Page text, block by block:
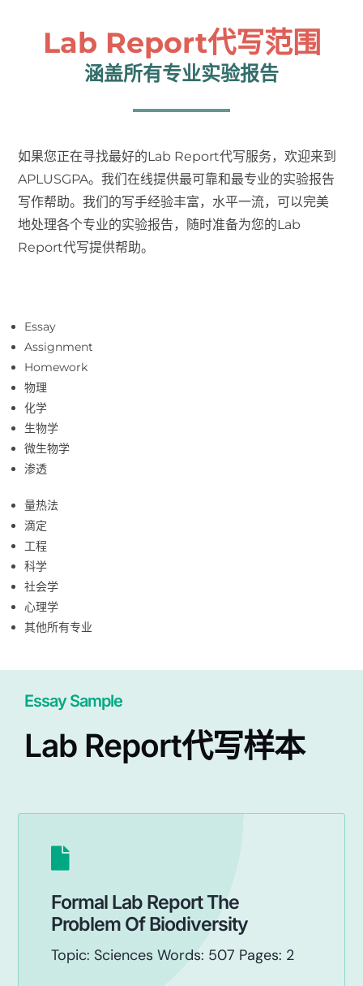
Lab Report代写范围
涵盖所有专业实验报告
如果您正在寻找最好的Lab Report代写服务，欢迎来到
APLUSGPA。我们在线提供最可靠和最专业的实验报告
写作帮助。我们的写手经验丰富，水平一流，可以完美
地处理各个专业的实验报告，随时准备为您的Lab
Report代写提供帮助。
Essay
Assignment
Homework
物理
化学
生物学
微生物学
渗透
量热法
滴定
工程
科学
社会学
心理学
其他所有专业
Essay Sample
Lab Report代写样本
Formal Lab Report The
Problem Of Biodiversity
Topic: Sciences Words: 507 Pages: 2